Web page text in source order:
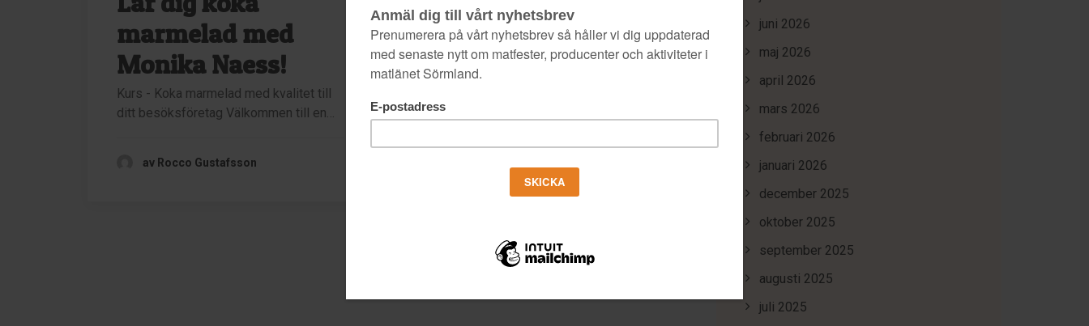
marmelad med
Monika Naess!
Kurs - Koka marmelad med kvalitet till
ditt besöksföretag Välkommen till en…
av Rocco Gustafsson
juni 2026
maj 2026
april 2026
mars 2026
februari 2026
januari 2026
december 2025
oktober 2025
september 2025
augusti 2025
juli 2025